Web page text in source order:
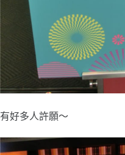
有好多人許願～